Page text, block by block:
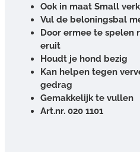
Ook in maat Small
Vul de beloningsbal
Door ermee te spelen
eruit
Houdt je hond bezig
Kan helpen tegen
gedrag
Gemakkelijk te vullen
Art.nr. 020 1101